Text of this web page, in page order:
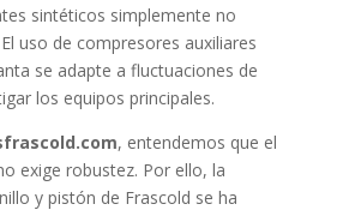
sintéticos simplemente no
uso de compresores auxiliares
se adapte a fluctuaciones de
los equipos principales.
, entendemos que el
exige robustez. Por ello, la
y pistón de Frascold se ha